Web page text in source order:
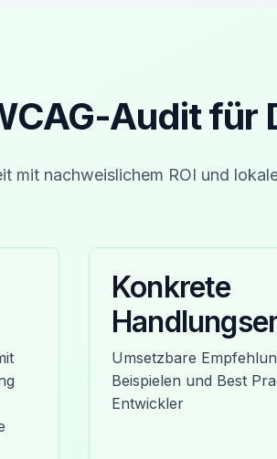
Audit für
mit nachweislichem ROI und
Konkrete
Umsetzbare
Beispielen und Best
Entwickler